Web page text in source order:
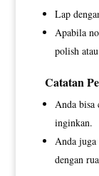
Lap
Apabila
polish
Catatan
Anda bisa
inginkan.
Anda juga
dengan